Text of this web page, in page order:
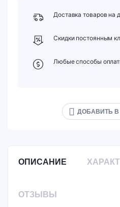
Доставка товаров на
Скидки постоянным
Любые способы
ДОБАВИТЬ
ОПИСАНИЕ
ОТЗЫВЫ